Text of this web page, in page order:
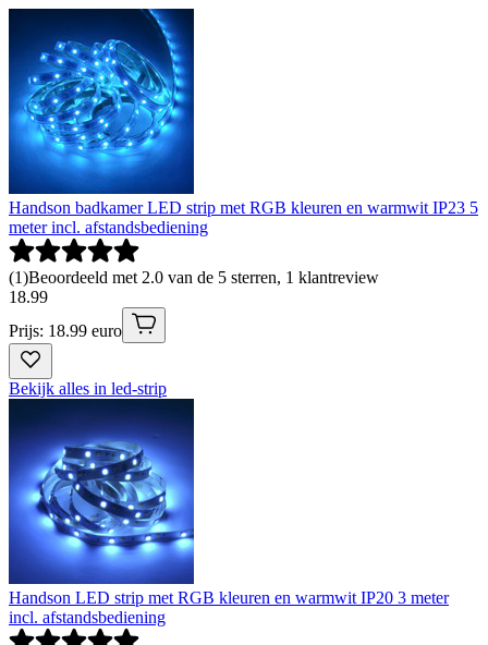
Handson badkamer LED strip met RGB kleuren en warmwit IP23 5
meter incl. afstandsbediening
(1)Beoordeeld met 2.0 van de 5 sterren, 1 klantreview
18.99
Prijs: 18.99 euro
Bekijk alles in led-strip
Handson LED strip met RGB kleuren en warmwit IP20 3 meter
incl. afstandsbediening